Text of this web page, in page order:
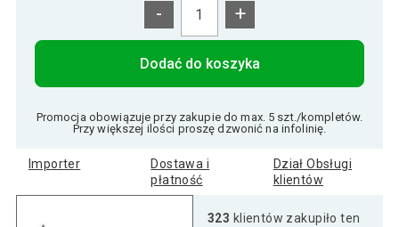
- +
Dodać do koszyka
Promocja obowiązuje przy zakupie do max. 5 szt./kompletów.
Przy większej ilości proszę dzwonić na infolinię.
Importer
Dostawa i
płatność
Dział Obsługi
klientów
323 klientów zakupiło ten